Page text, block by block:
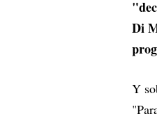
Di
Y